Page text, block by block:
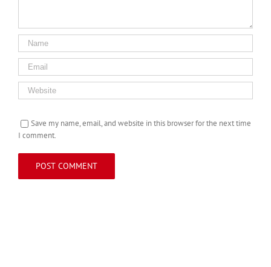
Save my name, email, and website in this browser for the next time
I comment.